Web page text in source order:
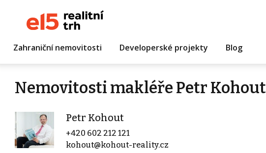
Zahraniční nemovitosti Developerské projekty Blog
Nemovitosti makléře Petr Kohout
Petr Kohout
+420 602 212 121
kohout@kohout-reality.cz